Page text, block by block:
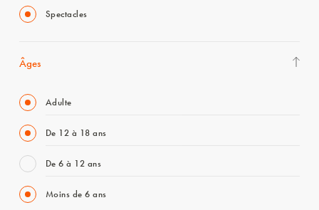
Spectacles
Âges
Adulte
De 12 à 18 ans
De 6 à 12 ans
Moins de 6 ans